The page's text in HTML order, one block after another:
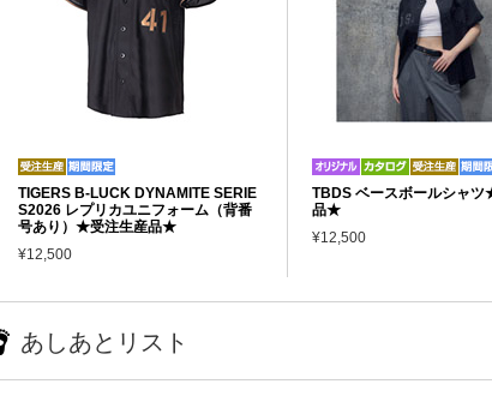
TIGERS B-LUCK DYNAMITE SERIE
S2026 レプリカユニフォーム（背番
号あり）★受注生産品★
¥12,500
TBDS ベースボールシャ
品★
¥12,500
あしあとリスト